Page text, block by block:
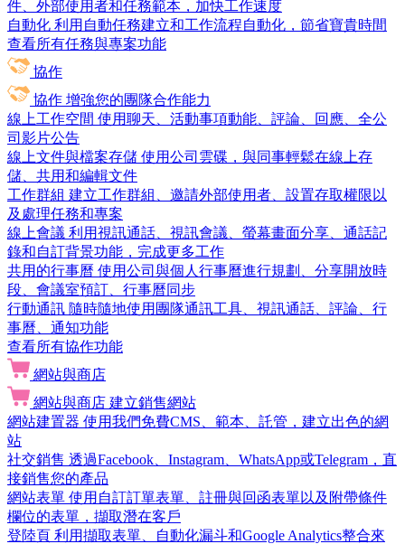
件、外部使用者和任務範本，加快工作速度
自動化 利用自動任務建立和工作流程自動化，節省寶貴時間
查看所有任務與專案功能
協作
協作 增強您的團隊合作能力
線上工作空間 使用聊天、活動事項動能、評論、回應、全公
司影片公告
線上文件與檔案存儲 使用公司雲碟，與同事輕鬆在線上存
儲、共用和編輯文件
工作群組 建立工作群組、邀請外部使用者、設置存取權限以
及處理任務和專案
線上會議 利用視訊通話、視訊會議、螢幕畫面分享、通話記
錄和自訂背景功能，完成更多工作
共用的行事曆 使用公司與個人行事曆進行規劃、分享開放時
段、會議室預訂、行事曆同步
行動通訊 隨時隨地使用團隊通訊工具、視訊通話、評論、行
事曆、通知功能
查看所有協作功能
網站與商店
網站與商店 建立銷售網站
網站建置器 使用我們免費CMS、範本、託管，建立出色的網
站
社交銷售 透過Facebook、Instagram、WhatsApp或Telegram，直
接銷售您的產品
網站表單 使用自訂訂單表單、註冊與回函表單以及附帶條件
欄位的表單，擷取潛在客戶
登陸頁 利用擷取表單、自動化漏斗和Google Analytics整合來